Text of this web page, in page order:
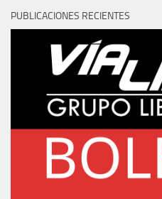
PUBLICACIONES RECIENTES